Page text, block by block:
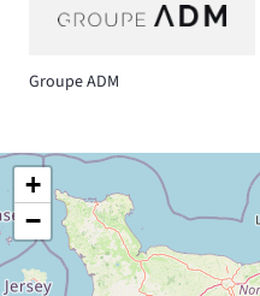
Groupe ADM
+
−